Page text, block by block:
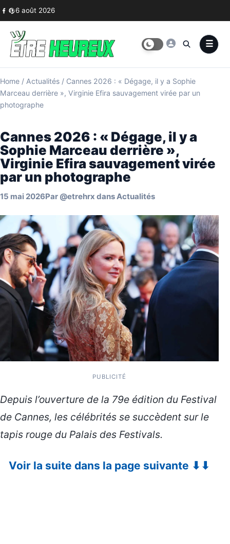
Skip to content
6 août 2026
Home / Actualités / Cannes 2026 : « Dégage, il y a Sophie
Marceau derrière », Virginie Efira sauvagement virée par un
photographe
Cannes 2026 : « Dégage, il y a
Sophie Marceau derrière »,
Virginie Efira sauvagement virée
par un photographe
15 mai 2026Par @etrehrx dansActualités
PUBLICITÉ
Depuis l’ouverture de la 79e édition du Festival
de Cannes, les célébrités se succèdent sur le
tapis rouge du Palais des Festivals.
Voir la suite dans la page suivante ⬇⬇